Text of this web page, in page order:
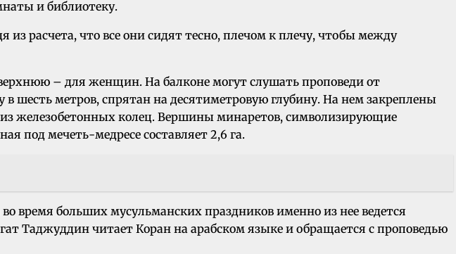
и библиотеку.
расчета, что все они сидят тесно, плечом к плечу, чтобы между
– для женщин. На балконе могут слушать проповеди от
метров, спрятан на десятиметровую глубину. На нем закреплены
железобетонных колец. Вершины минаретов, символизирующие
под мечеть-медресе составляет 2,6 га.
время больших мусульманских праздников именно из нее ведется
Таджуддин читает Коран на арабском языке и обращается с проповедью